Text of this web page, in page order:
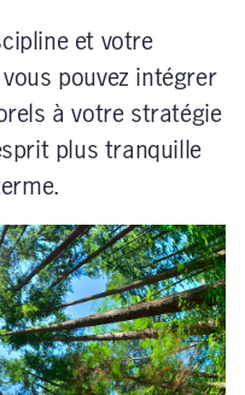
et votre
pouvez intégrer
à votre stratégie
plus tranquille